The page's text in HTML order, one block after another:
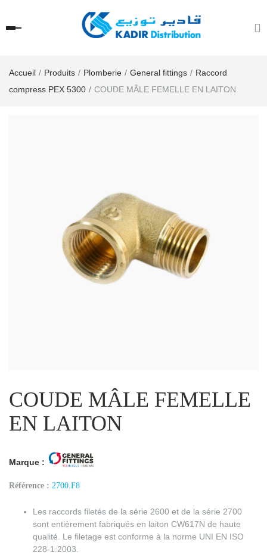
Accueil Produits Plomberie General fittings
Raccord
compress PEX 5300
COUDE MÂLE FEMELLE EN LAITON
COUDE MÂLE FEMELLE
EN LAITON
Marque :
Référence : 2700.F8
Les raccords filetés de la série 2600 et de la série 2700
sont entièrement fabriqués en laiton CW617N de haute
qualité. Le filetage est conforme à la norme UNI EN ISO
228-1:2003.